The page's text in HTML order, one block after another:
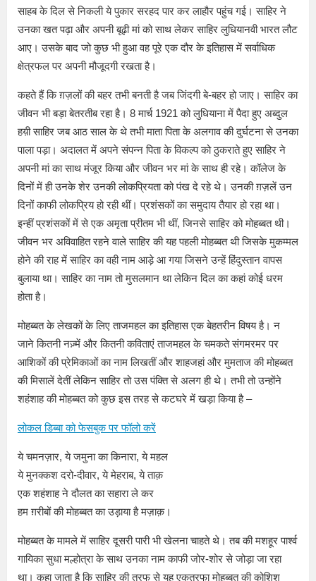
साहब के दिल से निकली ये पुकार सरहद पार कर लाहौर पहुंच गई। साहिर ने
उनका खत पढ़ा और अपनी बूढ़ी मां को साथ लेकर साहिर लुधियानवी भारत लौट
आए। उसके बाद जो कुछ भी हुआ वह पूरे एक दौर के इतिहास में सर्वाधिक
क्षेत्रफल पर अपनी मौजूदगी रखता है।
कहते हैं कि ग़ज़लों की बहर तभी बनती है जब जिंदगी बे-बहर हो जाए। साहिर का
जीवन भी बड़ा बेतरतीब रहा है। 8 मार्च 1921 को लुधियाना में पैदा हुए अब्दुल
हय़ी साहिर जब आठ साल के थे तभी माता पिता के अलगाव की दुर्घटना से उनका
पाला पड़ा। अदालत में अपने संपन्न पिता के विकल्प को ठुकराते हुए साहिर ने
अपनी मां का साथ मंजूर किया और जीवन भर मां के साथ ही रहे। कॉलेज के
दिनों में ही उनके शेर उनकी लोकप्रियता को पंख दे रहे थे। उनकी ग़ज़लें उन
दिनों काफी लोकप्रिय हो रही थीं। प्रशंसकों का समुदाय तैयार हो रहा था।
इन्हीं प्रशंसकों में से एक अमृता प्रीतम भी थीं, जिनसे साहिर को मोहब्बत थी।
जीवन भर अविवाहित रहने वाले साहिर की यह पहली मोहब्बत थी जिसके मुकम्मल
होने की राह में साहिर का वही नाम आड़े आ गया जिसने उन्हें हिंदुस्तान वापस
बुलाया था। साहिर का नाम तो मुसलमान था लेकिन दिल का कहां कोई धरम
होता है।
मोहब्बत के लेखकों के लिए ताजमहल का इतिहास एक बेहतरीन विषय है। न
जाने कितनी नज़्में और कितनी कविताएं ताजमहल के चमकते संगमरमर पर
आशिकों की प्रेमिकाओं का नाम लिखतीं और शाहजहां और मुमताज की मोहब्बत
की मिसालें देतीं लेकिन साहिर तो उस पंक्ति से अलग ही थे। तभी तो उन्होंने
शहंशाह की मोहब्बत को कुछ इस तरह से कटघरे में खड़ा किया है –
लोकल डिब्बा को फेसबुक पर फॉलो करें
ये चमनज़ार, ये जमुना का किनारा, ये महल
ये मुनक्कश दरो-दीवार, ये मेहराब, ये ताक़
एक शहंशाह ने दौलत का सहारा ले कर
हम ग़रीबों की मोहब्बत का उड़ाया है मज़ाक़।
मोहब्बत के मामले में साहिर दूसरी पारी भी खेलना चाहते थे। तब की मशहूर पार्श्व
गायिका सुधा मल्होत्रा के साथ उनका नाम काफी जोर-शोर से जोड़ा जा रहा
था। कहा जाता है कि साहिर की तरफ से यह एकतरफा मोहब्बत की कोशिश